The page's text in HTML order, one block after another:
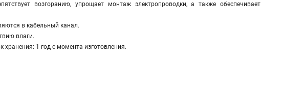
возгоранию, упрощает монтаж электропроводки, а также обеспечивает
в кабельный канал.
влаги.
хранения: 1 год с момента изготовления.